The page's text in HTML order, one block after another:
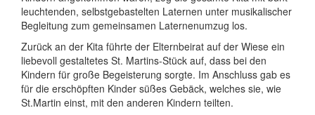
leuchtenden, selbstgebastelten Laternen unter musikalischer
Begleitung zum gemeinsamen Laternenumzug los.
Zurück an der Kita führte der Elternbeirat auf der Wiese ein
liebevoll gestaltetes St. Martins-Stück auf, dass bei den
Kindern für große Begeisterung sorgte. Im Anschluss gab es
für die erschöpften Kinder süßes Gebäck, welches sie, wie
St.Martin einst, mit den anderen Kindern teilten.